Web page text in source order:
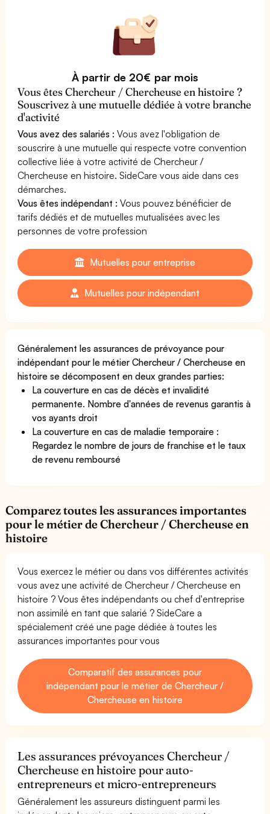
À partir de 20€ par mois
Vous êtes Chercheur / Chercheuse en histoire ?
Souscrivez à une mutuelle dédiée à votre branche
d'activité
Vous avez des salariés : Vous avez l'obligation de
souscrire à une mutuelle qui respecte votre convention
collective liée à votre activité de Chercheur /
Chercheuse en histoire. SideCare vous aide dans ces
démarches.
Vous êtes indépendant : Vous pouvez bénéficier de
tarifs dédiés et de mutuelles mutualisées avec les
personnes de votre profession
Mutuelles pour entreprise
Mutuelles pour indépendant
Généralement les assurances de prévoyance pour
indépendant pour le métier Chercheur / Chercheuse en
histoire se décomposent en deux grandes parties:
La couverture en cas de décès et invalidité
permanente. Nombre d'années de revenus garantis à
vos ayants droit
La couverture en cas de maladie temporaire :
Regardez le nombre de jours de franchise et le taux
de revenu remboursé
Comparez toutes les assurances importantes
pour le métier de Chercheur / Chercheuse en
histoire
Vous exercez le métier ou dans vos différentes activités
vous avez une activité de Chercheur / Chercheuse en
histoire ? Vous êtes indépendants ou chef d'entreprise
non assimilé en tant que salarié ? SideCare a
spécialement créé une page dédiée à toutes les
assurances importantes pour vous
Comparatif des assurances pour
indépendant pour le métier de Chercheur /
Chercheuse en histoire
Les assurances prévoyances Chercheur /
Chercheuse en histoire pour auto-
entrepreneurs et micro-entrepreneurs
Généralement les assureurs distinguent parmi les